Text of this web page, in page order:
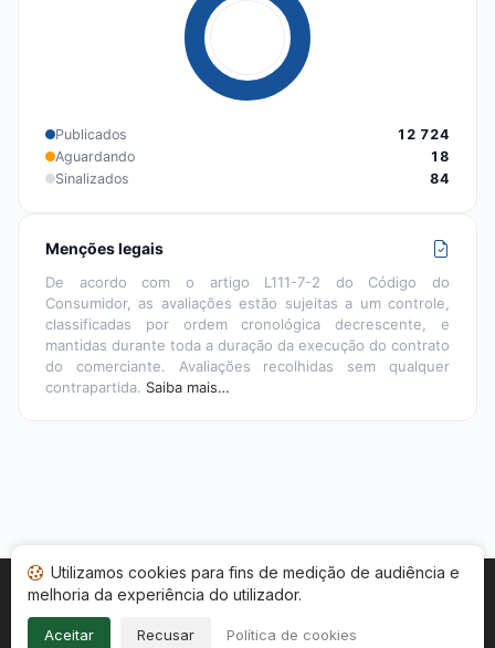
Publicados
12 724
Aguardando
18
Sinalizados
84
Menções legais
De acordo com o artigo L111-7-2 do Código do
Consumidor, as avaliações estão sujeitas a um controle,
classificadas por ordem cronológica decrescente, e
mantidas durante toda a duração da execução do contrato
do comerciante. Avaliações recolhidas sem qualquer
contrapartida. Saiba mais…
Início Suas avaliações Categorias
Dados e cookies
Utilizamos cookies para fins de medição de audiência e
melhoria da experiência do utilizador.
Aceitar Recusar Política de cookies